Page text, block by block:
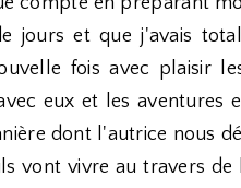
jours et que j'avais
fois avec plaisir
eux et les aventures
dont l'autrice nous
vont vivre au travers